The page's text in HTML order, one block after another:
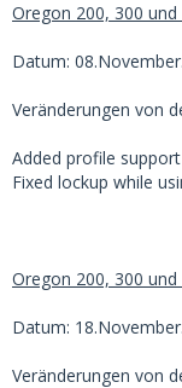
Oregon 200, 300
Datum:
Veränderungen von
Added profile
Fixed lockup while
Oregon 200, 300
Datum:
Veränderungen von